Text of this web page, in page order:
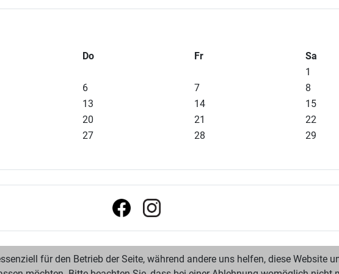
Do Fr Sa
1
6 7 8
13 14 15
20 21 22
27 28 29
für den Betrieb der Seite, während andere uns helfen, diese Website